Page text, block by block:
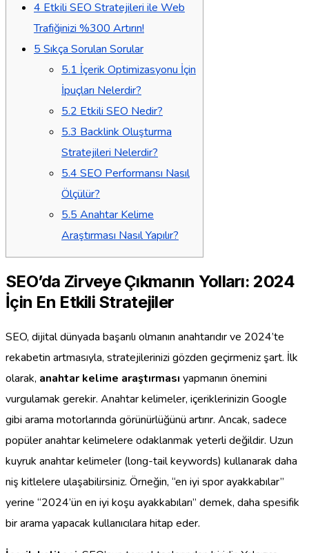
4 Etkili SEO Stratejileri ile Web
Trafiğinizi %300 Artırın!
5 Sıkça Sorulan Sorular
5.1 İçerik Optimizasyonu İçin
İpuçları Nelerdir?
5.2 Etkili SEO Nedir?
5.3 Backlink Oluşturma
Stratejileri Nelerdir?
5.4 SEO Performansı Nasıl
Ölçülür?
5.5 Anahtar Kelime
Araştırması Nasıl Yapılır?
SEO’da Zirveye Çıkmanın Yolları: 2024
İçin En Etkili Stratejiler
SEO, dijital dünyada başarılı olmanın anahtarıdır ve 2024’te
rekabetin artmasıyla, stratejilerinizi gözden geçirmeniz şart. İlk
olarak, anahtar kelime araştırması yapmanın önemini
vurgulamak gerekir. Anahtar kelimeler, içeriklerinizin Google
gibi arama motorlarında görünürlüğünü artırır. Ancak, sadece
popüler anahtar kelimelere odaklanmak yeterli değildir. Uzun
kuyruk anahtar kelimeler (long-tail keywords) kullanarak daha
niş kitlelere ulaşabilirsiniz. Örneğin, “en iyi spor ayakkabılar”
yerine “2024’ün en iyi koşu ayakkabıları” demek, daha spesifik
bir arama yapacak kullanıcılara hitap eder.